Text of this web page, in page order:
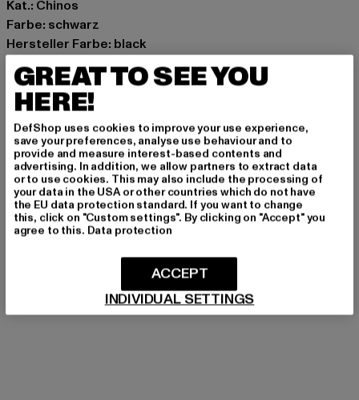
Kat.: Chinos
Farbe: schwarz
Hersteller Farbe: black
Materialzusammensetzung: 60% Baumwolle, 40%
Polyester
Art.Nr: TB7042-00007
Hersteller: TB International GmbH |info@tbint.de
Dr.-Robert-Murjahn-Straße 7 | 64372 Ober-Ramstadt |
DE
GRÖSSE & PASSFORM
LIEFERUNG & RÜCKGABE
GREAT TO SEE YOU
HERE!
DefShop uses cookies to improve your use experience,
save your preferences, analyse use behaviour and to
provide and measure interest-based contents and
advertising. In addition, we allow partners to extract data
or to use cookies. This may also include the processing of
your data in the USA or other countries which do not have
the EU data protection standard. If you want to change
this, click on "Custom settings". By clicking on "Accept" you
agree to this. Data protection
INDIVIDUAL SETTINGS
ACCEPT